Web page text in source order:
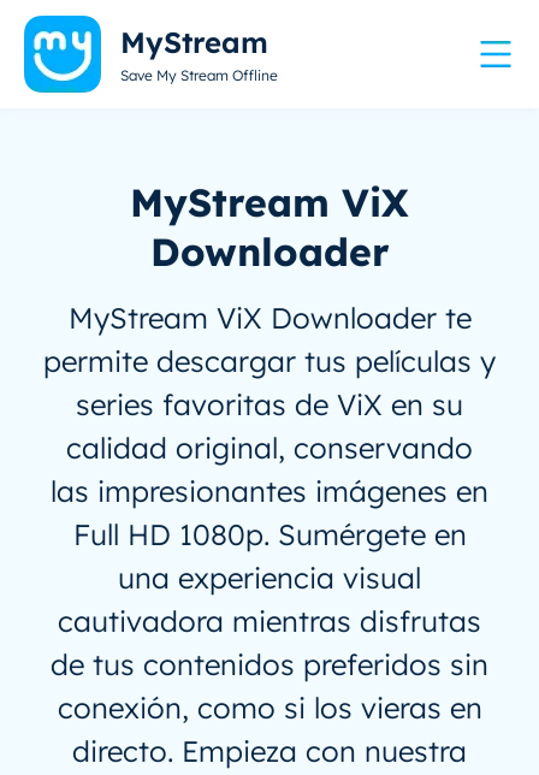
MyStream
Save My Stream Offline
MyStream ViX
Downloader
MyStream ViX Downloader te
permite descargar tus películas y
series favoritas de ViX en su
calidad original, conservando
las impresionantes imágenes en
Full HD 1080p. Sumérgete en
una experiencia visual
cautivadora mientras disfrutas
de tus contenidos preferidos sin
conexión, como si los vieras en
directo. Empieza con nuestra